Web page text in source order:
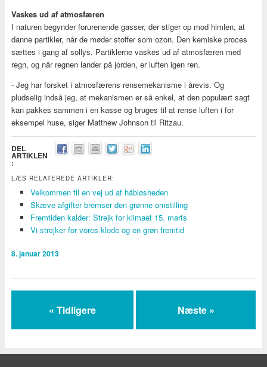
Vaskes ud af atmosfæren
I naturen begynder forurenende gasser, der stiger op mod himlen, at
danne partikler, når de møder stoffer som ozon. Den kemiske proces
sættes i gang af sollys. Partiklerne vaskes ud af atmosfæren med
regn, og når regnen lander på jorden, er luften igen ren.
- Jeg har forsket i atmosfærens rensemekanisme i årevis. Og
pludselig indså jeg, at mekanismen er så enkel, at den populært sagt
kan pakkes sammen i en kasse og bruges til at rense luften i for
eksempel huse, siger Matthew Johnson til Ritzau.
DEL
ARTIKLEN
:
LÆS RELATEREDE ARTIKLER:
Velkommen til en vej ud af håbløsheden
Skæve afgifter bremser den grønne omstilling
Fremtiden kalder: Strejk for klimaet 15. marts
Vi strejker for vores klode og en grøn fremtid
8. januar 2013
« Tidligere Næste »